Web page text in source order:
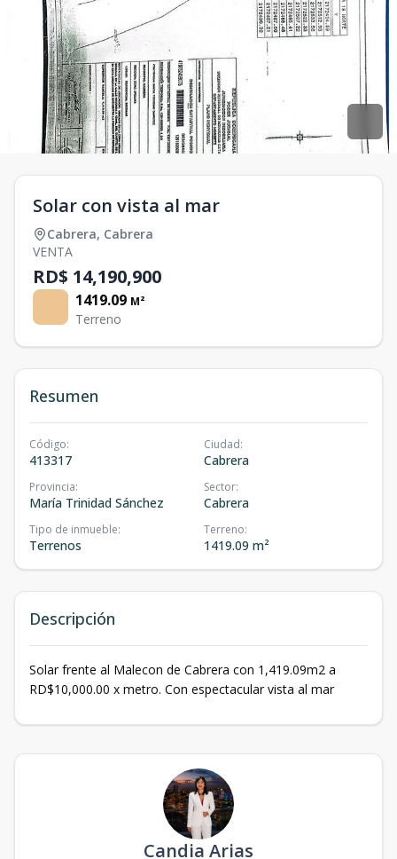
Solar con vista al mar
Cabrera, Cabrera
VENTA
RD$ 14,190,900
1419.09 M²
Terreno
Resumen
Código:
413317
Ciudad:
Cabrera
Provincia:
María Trinidad Sánchez
Sector:
Cabrera
Tipo de inmueble:
Terrenos
Terreno:
1419.09 m²
Descripción
Solar frente al Malecon de Cabrera con 1,419.09m2 a
RD$10,000.00 x metro. Con espectacular vista al mar
Candia Arias